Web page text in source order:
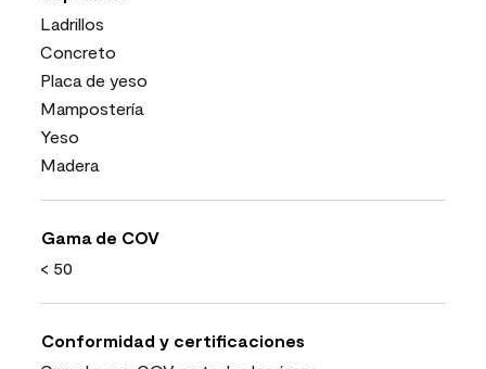
Ladrillos
Concreto
Placa de yeso
Mampostería
Yeso
Madera
Gama de COV
< 50
Conformidad y certificaciones